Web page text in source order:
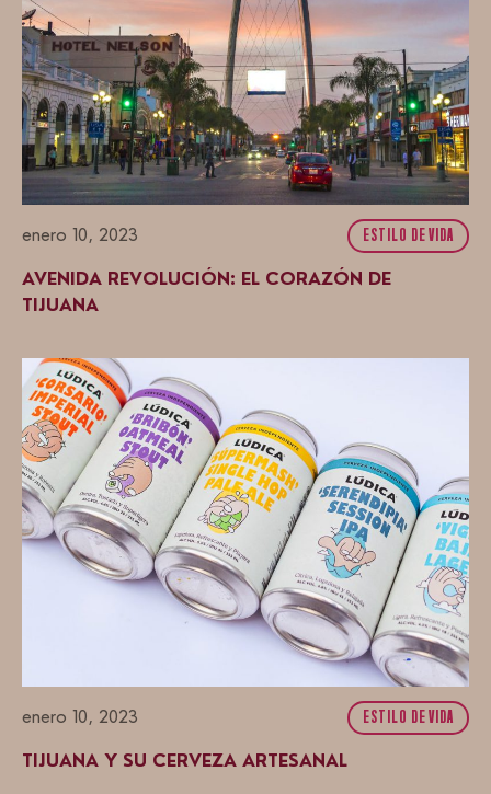
enero 10, 2023 ESTILO DE VIDA
AVENIDA REVOLUCIÓN: EL CORAZÓN DE
TIJUANA
enero 10, 2023 ESTILO DE VIDA
TIJUANA Y SU CERVEZA ARTESANAL